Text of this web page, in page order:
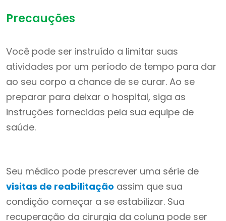
Precauções
Você pode ser instruído a limitar suas
atividades por um período de tempo para dar
ao seu corpo a chance de se curar. Ao se
preparar para deixar o hospital, siga as
instruções fornecidas pela sua equipe de
saúde.
Seu médico pode prescrever uma série de
visitas de reabilitação assim que sua
condição começar a se estabilizar. Sua
recuperação da cirurgia da coluna pode ser